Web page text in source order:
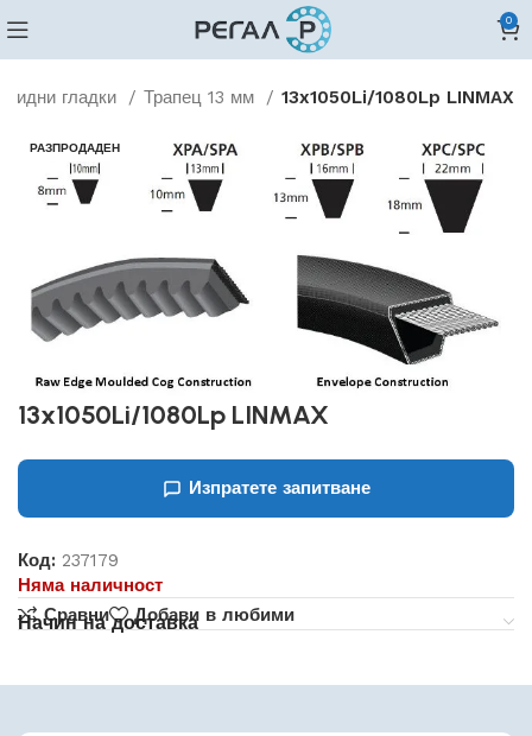
0
гладки Трапец 13 мм 13x1050Li/1080Lp LINMAX
РАЗПРОДАДЕН
13x1050Li/1080Lp LINMAX
Изпратете запитване
Код:237179
Няма наличност
Сравни
Добави в любими
Начин на доставка